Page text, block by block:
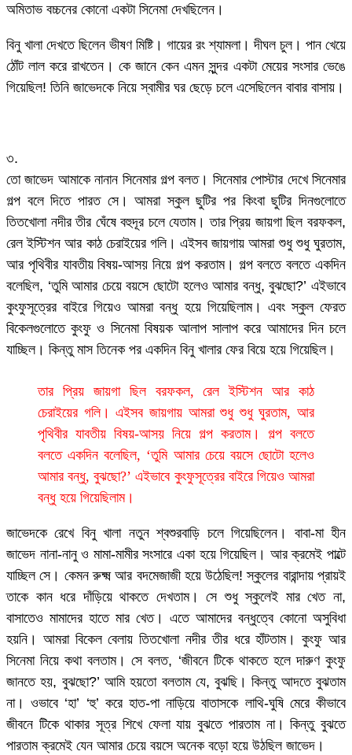
অমিতাভ বচ্চনের কোনো একটা সিনেমা দেখছিলেন।
বিনু খালা দেখতে ছিলেন ভীষণ মিষ্টি। গায়ের রং শ্যামলা। দীঘল চুল। পান খেয়ে
ঠোঁট লাল করে রাখতেন। কে জানে কেন এমন সুন্দর একটা মেয়ের সংসার ভেঙে
গিয়েছিল! তিনি জাভেদকে নিয়ে স্বামীর ঘর ছেড়ে চলে এসেছিলেন বাবার বাসায়।
৩.
তো জাভেদ আমাকে নানান সিনেমার গল্প বলত। সিনেমার পোস্টার দেখে সিনেমার
গল্প বলে দিতে পারত সে। আমরা স্কুল ছুটির পর কিংবা ছুটির দিনগুলোতে
তিতখোলা নদীর তীর ঘেঁষে বহুদূর চলে যেতাম। তার প্রিয় জায়গা ছিল বরফকল,
রেল ইস্টিশন আর কাঠ চেরাইয়ের গলি। এইসব জায়গায় আমরা শুধু শুধু ঘুরতাম,
আর পৃথিবীর যাবতীয় বিষয়-আসয় নিয়ে গল্প করতাম। গল্প বলতে বলতে একদিন
বলেছিল, ‘তুমি আমার চেয়ে বয়সে ছোটো হলেও আমার বন্ধু, বুঝছো?’ এইভাবে
কুংফুসূত্রের বাইরে গিয়েও আমরা বন্ধু হয়ে গিয়েছিলাম। এবং স্কুল ফেরত
বিকেলগুলোতে কুংফু ও সিনেমা বিষয়ক আলাপ সালাপ করে আমাদের দিন চলে
যাচ্ছিল। কিন্তু মাস তিনেক পর একদিন বিনু খালার ফের বিয়ে হয়ে গিয়েছিল।
তার প্রিয় জায়গা ছিল বরফকল, রেল ইস্টিশন আর কাঠ
চেরাইয়ের গলি। এইসব জায়গায় আমরা শুধু শুধু ঘুরতাম, আর
পৃথিবীর যাবতীয় বিষয়-আসয় নিয়ে গল্প করতাম। গল্প বলতে
বলতে একদিন বলেছিল, ‘তুমি আমার চেয়ে বয়সে ছোটো হলেও
আমার বন্ধু, বুঝছো?’ এইভাবে কুংফুসূত্রের বাইরে গিয়েও আমরা
বন্ধু হয়ে গিয়েছিলাম।
জাভেদকে রেখে বিনু খালা নতুন শ্বশুরবাড়ি চলে গিয়েছিলেন। বাবা-মা হীন
জাভেদ নানা-নানু ও মামা-মামীর সংসারে একা হয়ে গিয়েছিল। আর ক্রমেই পাল্টে
যাচ্ছিল সে। কেমন রুক্ষ্ম আর বদমেজাজী হয়ে উঠেছিল! স্কুলের বারান্দায় প্রায়ই
তাকে কান ধরে দাঁড়িয়ে থাকতে দেখতাম। সে শুধু স্কুলেই মার খেত না,
বাসাতেও মামাদের হাতে মার খেত। এতে আমাদের বন্ধুত্বে কোনো অসুবিধা
হয়নি। আমরা বিকেল বেলায় তিতখোলা নদীর তীর ধরে হাঁটতাম। কুংফু আর
সিনেমা নিয়ে কথা বলতাম। সে বলত, ‘জীবনে টিকে থাকতে হলে দারুণ কুংফু
জানতে হয়, বুঝছো?’ আমি হয়তো বলতাম যে, বুঝছি। কিন্তু আদতে বুঝতাম
না। ওভাবে ‘হা’ ‘হু’ করে হাত-পা নাড়িয়ে বাতাসকে লাথি-ঘুষি মেরে কীভাবে
জীবনে টিকে থাকার সূত্র শিখে ফেলা যায় বুঝতে পারতাম না। কিন্তু বুঝতে
পারতাম ক্রমেই যেন আমার চেয়ে বয়সে অনেক বড়ো হয়ে উঠছিল জাভেদ।